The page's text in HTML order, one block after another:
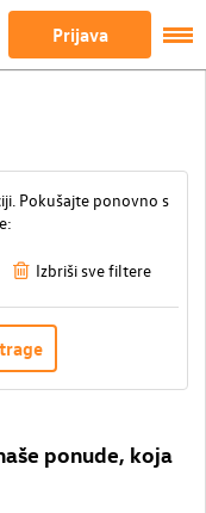
Prijava
Pokušajte ponovno s
Izbriši sve filtere
ponude, koja